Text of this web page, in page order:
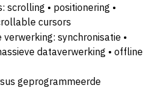
scrolling • positionering •
cursors
synchronisatie •
dataverwerking • offline
geprogrammeerde